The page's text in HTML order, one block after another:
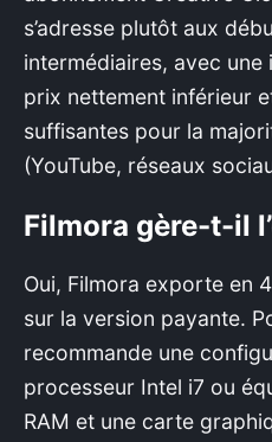
s’adresse plutôt aux
intermédiaires, avec
prix nettement inférieur
suffisantes pour la
(YouTube, réseaux
Filmora gère-t-il
Oui, Filmora exporte en
sur la version payante.
recommande une
processeur Intel i7 ou
RAM et une carte